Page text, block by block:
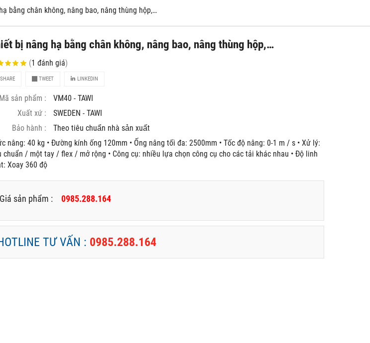
bằng chân không, nâng bao, nâng thùng hộp,…
bị nâng hạ bằng chân không, nâng bao, nâng thùng hộp,…
(1đánh giá)
SHARE TWEET LINKEDIN
Mã sản phẩm :
VM40 - TAWI
Xuất xứ :
SWEDEN - TAWI
Bảo hành :
Theo tiêu chuẩn nhà sản xuất
nâng: 40 kg • Đường kính ống 120mm • Ống nâng tối đa: 2500mm • Tốc độ nâng: 0-1 m / s • Xử lý:
chuẩn / một tay / flex / mở rộng • Công cụ: nhiều lựa chọn công cụ cho các tải khác nhau • Độ linh
Xoay 360 độ
Giá sản phẩm : 0985.288.164
TƯ VẤN : 0985.288.164